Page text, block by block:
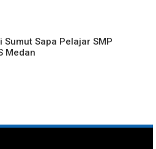
Sumut Sapa Pelajar SMP
Medan